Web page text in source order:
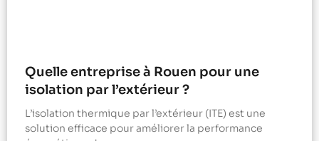
Quelle entreprise à Rouen pour une
isolation par l’extérieur ?
L’isolation thermique par l’extérieur (ITE) est une
solution efficace pour améliorer la performance